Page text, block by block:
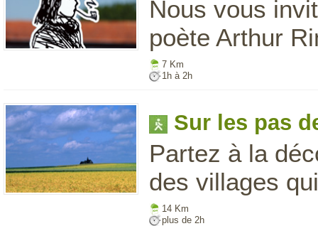
Nous vous
poète Arthur
7 Km
1h à 2h
Sur les pas
Partez à la
des villages
14 Km
plus de 2h